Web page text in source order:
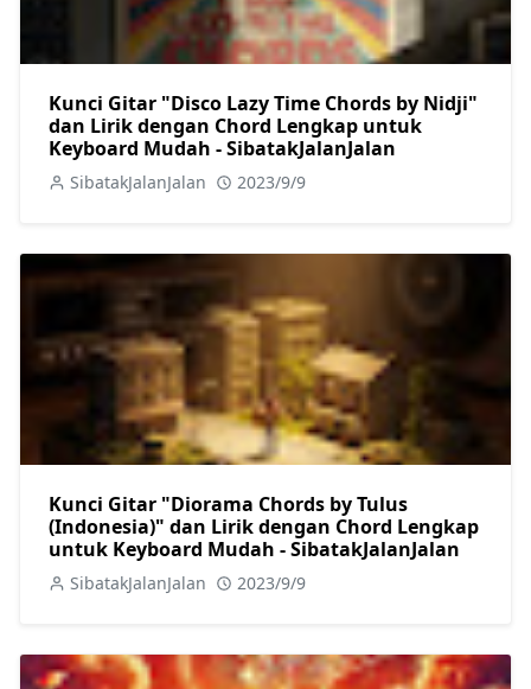
Kunci Gitar "Disco Lazy Time Chords by Nidji"
dan Lirik dengan Chord Lengkap untuk
Keyboard Mudah - SibatakJalanJalan
SibatakJalanJalan 2023/9/9
Kunci Gitar "Diorama Chords by Tulus
(Indonesia)" dan Lirik dengan Chord Lengkap
untuk Keyboard Mudah - SibatakJalanJalan
SibatakJalanJalan 2023/9/9